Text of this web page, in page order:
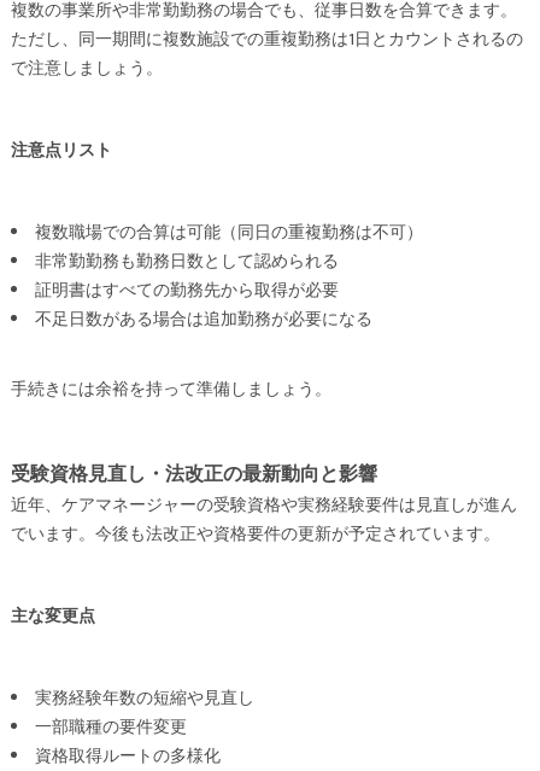
複数の事業所や非常勤勤務の場合でも、従事日数を合算できます。
ただし、同一期間に複数施設での重複勤務は1日とカウントされるの
で注意しましょう。
注意点リスト
複数職場での合算は可能（同日の重複勤務は不可）
非常勤勤務も勤務日数として認められる
証明書はすべての勤務先から取得が必要
不足日数がある場合は追加勤務が必要になる
手続きには余裕を持って準備しましょう。
受験資格見直し・法改正の最新動向と影響
近年、ケアマネージャーの受験資格や実務経験要件は見直しが進ん
でいます。今後も法改正や資格要件の更新が予定されています。
主な変更点
実務経験年数の短縮や見直し
一部職種の要件変更
資格取得ルートの多様化